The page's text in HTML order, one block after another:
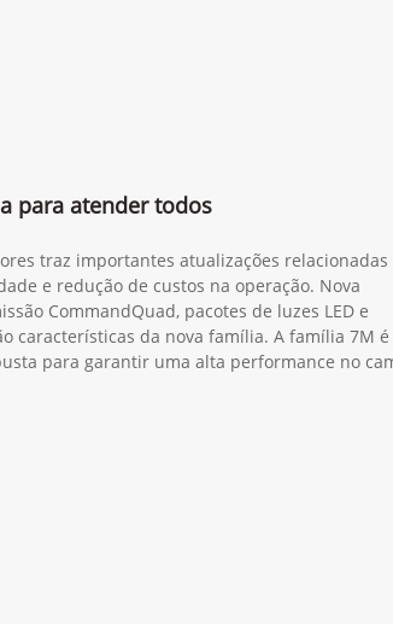
para atender todos
traz importantes atualizações relacionadas a
e redução de custos na operação. Nova
CommandQuad, pacotes de luzes LED e
características da nova família. A família 7M é